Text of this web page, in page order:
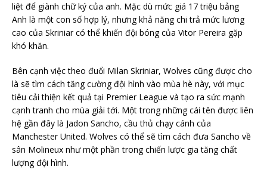
liệt để giành chữ ký của anh. Mặc dù mức giá 17 triệu bảng
Anh là một con số hợp lý, nhưng khả năng chi trả mức lương
cao của Skriniar có thể khiến đội bóng của Vitor Pereira gặp
khó khăn.
Bên cạnh việc theo đuổi Milan Skriniar, Wolves cũng được cho
là sẽ tìm cách tăng cường đội hình vào mùa hè này, với mục
tiêu cải thiện kết quả tại Premier League và tạo ra sức mạnh
cạnh tranh cho mùa giải tới. Một trong những cái tên được liên
hệ gần đây là Jadon Sancho, cầu thủ chạy cánh của
Manchester United. Wolves có thể sẽ tìm cách đưa Sancho về
sân Molineux như một phần trong chiến lược gia tăng chất
lượng đội hình.